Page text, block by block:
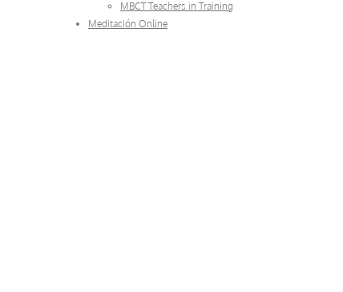
MBCT Teachers in Training
Meditación Online